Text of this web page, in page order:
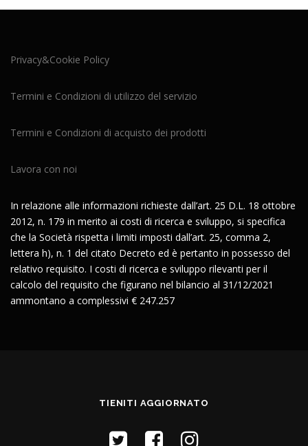
Privacy&Cookie Policy
Termini e Condizioni di utilizzo del servizio
Termini e Condizioni di acquisto dei prodotti
Lavora con noi
In relazione alle informazioni richieste dall’art. 25 D.L. 18 ottobre
2012, n. 179 in merito ai costi di ricerca e sviluppo, si specifica
che la Società rispetta i limiti imposti dall’art. 25, comma 2,
lettera h), n. 1 del citato Decreto ed è pertanto in possesso del
relativo requisito. I costi di ricerca e sviluppo rilevanti per il
calcolo del requisito che figurano nel bilancio al 31/12/2021
ammontano a complessivi € 247.257
TIENITI AGGIORNATO